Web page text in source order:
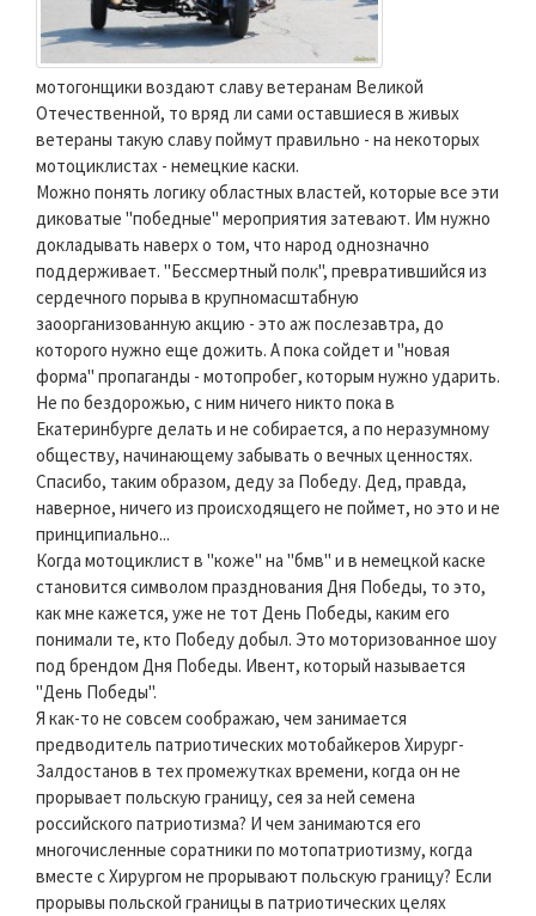
мотогонщики воздают славу ветеранам Великой
Отечественной, то вряд ли сами оставшиеся в живых
ветераны такую славу поймут правильно - на некоторых
мотоциклистах - немецкие каски.
Можно понять логику областных властей, которые все эти
диковатые "победные" мероприятия затевают. Им нужно
докладывать наверх о том, что народ однозначно
поддерживает. "Бессмертный полк", превратившийся из
сердечного порыва в крупномасштабную
заоорганизованную акцию - это аж послезавтра, до
которого нужно еще дожить. А пока сойдет и "новая
форма" пропаганды - мотопробег, которым нужно ударить.
Не по бездорожью, с ним ничего никто пока в
Екатеринбурге делать и не собирается, а по неразумному
обществу, начинающему забывать о вечных ценностях.
Спасибо, таким образом, деду за Победу. Дед, правда,
наверное, ничего из происходящего не поймет, но это и не
принципиально...
Когда мотоциклист в "коже" на "бмв" и в немецкой каске
становится символом празднования Дня Победы, то это,
как мне кажется, уже не тот День Победы, каким его
понимали те, кто Победу добыл. Это моторизованное шоу
под брендом Дня Победы. Ивент, который называется
"День Победы".
Я как-то не совсем соображаю, чем занимается
предводитель патриотических мотобайкеров Хирург-
Залдостанов в тех промежутках времени, когда он не
прорывает польскую границу, сея за ней семена
российского патриотизма? И чем занимаются его
многочисленные соратники по мотопатриотизму, когда
вместе с Хирургом не прорывают польскую границу? Если
прорывы польской границы в патриотических целях